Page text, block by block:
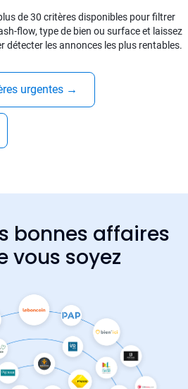
de 30 critères disponibles pour filtrer
flow, type de bien ou surface et laissez
détecter les annonces les plus rentables.
urgentes →
bonnes affaires
vous soyez